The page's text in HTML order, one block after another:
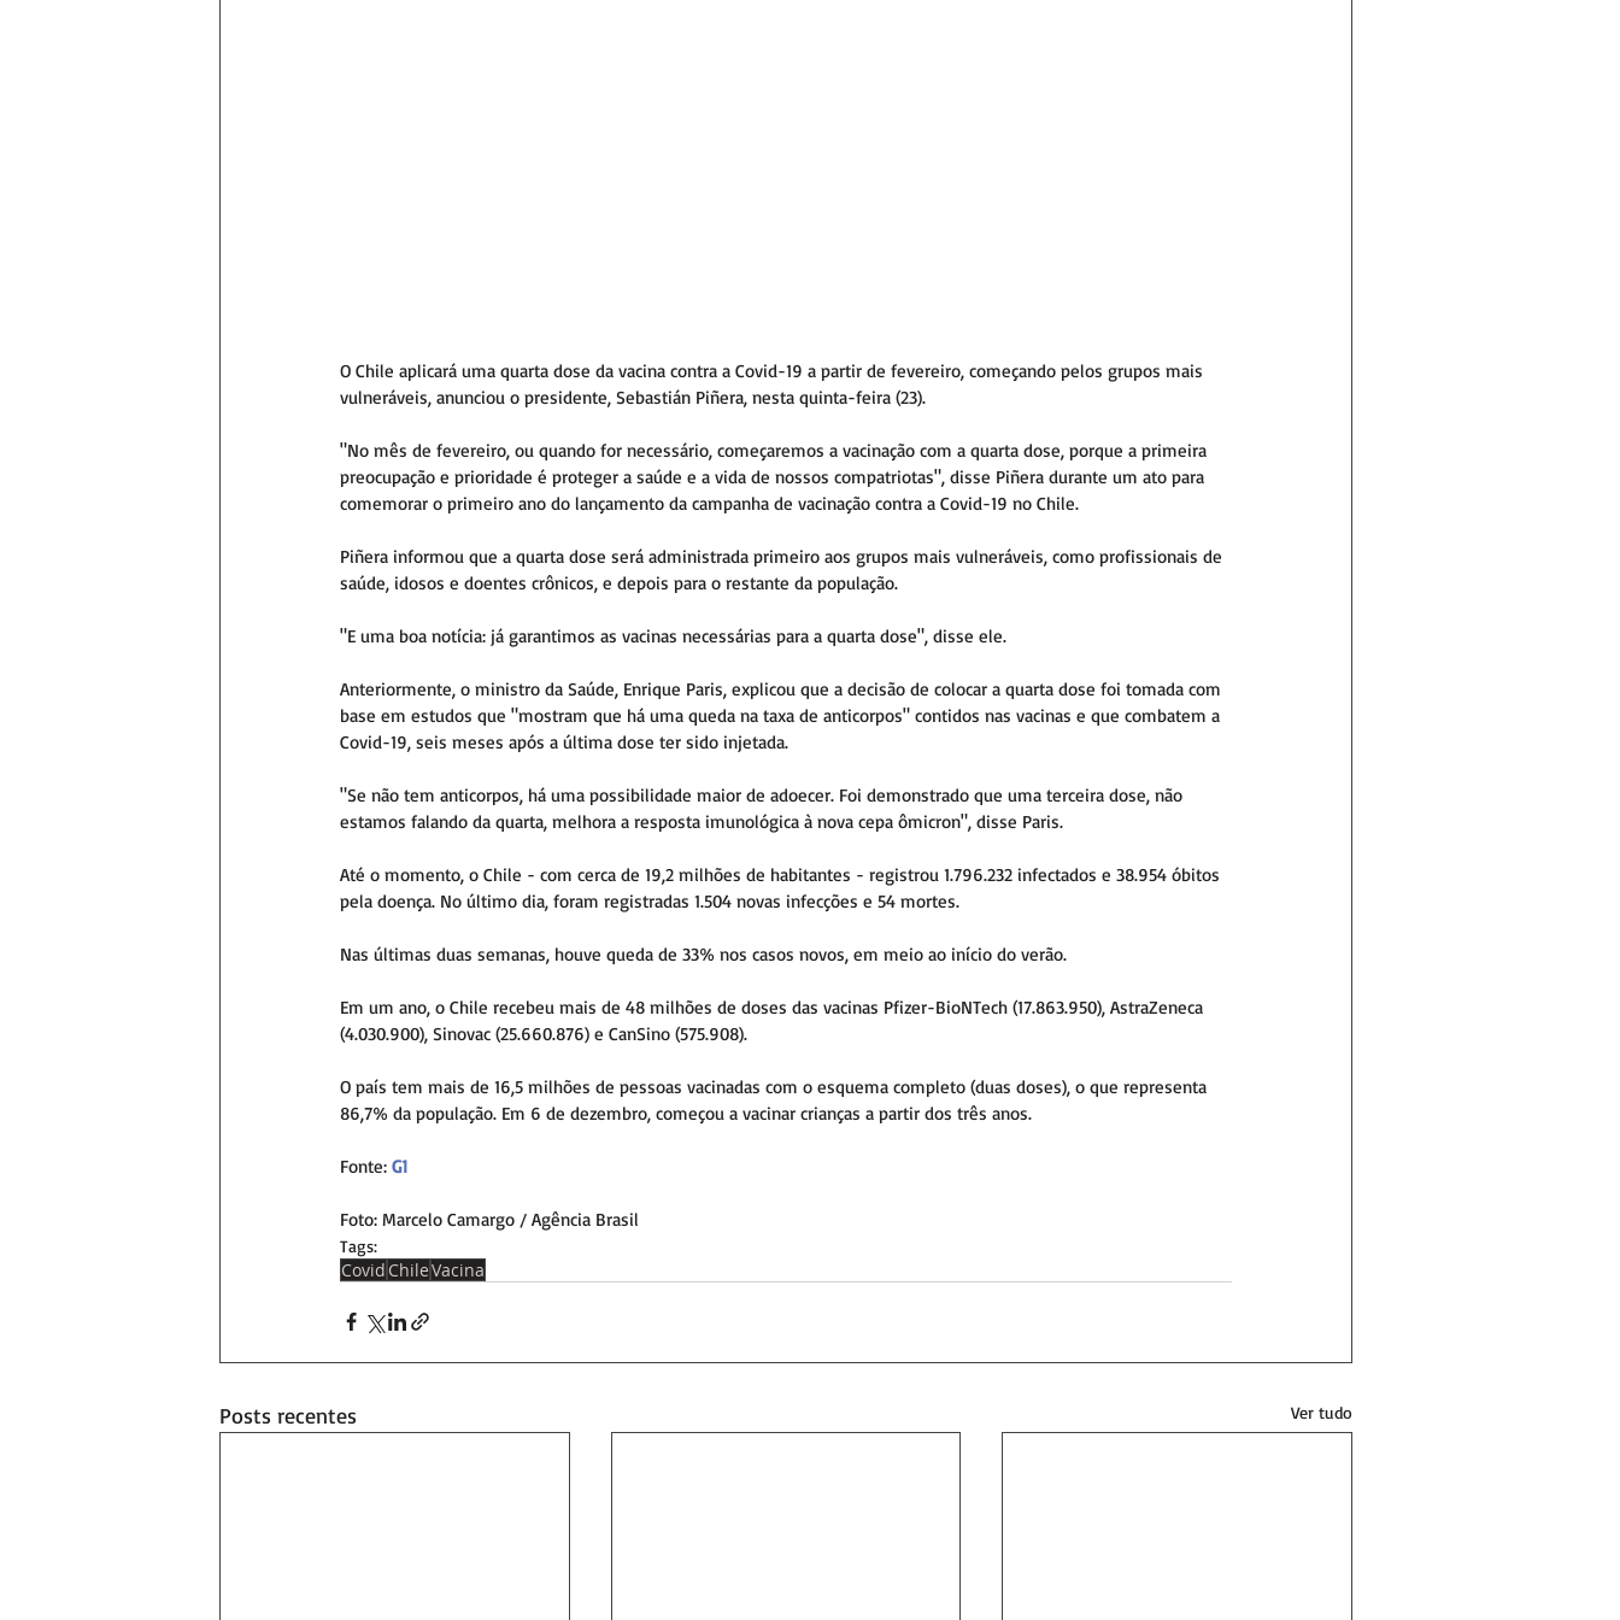
O Chile aplicará uma quarta dose da vacina contra a Covid-19 a partir de fevereiro, começando pelos grupos mais
vulneráveis, anunciou o presidente, Sebastián Piñera, nesta quinta-feira (23).
"No mês de fevereiro, ou quando for necessário, começaremos a vacinação com a quarta dose, porque a primeira
preocupação e prioridade é proteger a saúde e a vida de nossos compatriotas", disse Piñera durante um ato para
comemorar o primeiro ano do lançamento da campanha de vacinação contra a Covid-19 no Chile.
Piñera informou que a quarta dose será administrada primeiro aos grupos mais vulneráveis, como profissionais de
saúde, idosos e doentes crônicos, e depois para o restante da população.
"E uma boa notícia: já garantimos as vacinas necessárias para a quarta dose", disse ele.
Anteriormente, o ministro da Saúde, Enrique Paris, explicou que a decisão de colocar a quarta dose foi tomada com
base em estudos que "mostram que há uma queda na taxa de anticorpos" contidos nas vacinas e que combatem a
Covid-19, seis meses após a última dose ter sido injetada.
"Se não tem anticorpos, há uma possibilidade maior de adoecer. Foi demonstrado que uma terceira dose, não
estamos falando da quarta, melhora a resposta imunológica à nova cepa ômicron", disse Paris.
Até o momento, o Chile - com cerca de 19,2 milhões de habitantes - registrou 1.796.232 infectados e 38.954 óbitos
pela doença. No último dia, foram registradas 1.504 novas infecções e 54 mortes.
Nas últimas duas semanas, houve queda de 33% nos casos novos, em meio ao início do verão.
Em um ano, o Chile recebeu mais de 48 milhões de doses das vacinas Pfizer-BioNTech (17.863.950), AstraZeneca
(4.030.900), Sinovac (25.660.876) e CanSino (575.908).
O país tem mais de 16,5 milhões de pessoas vacinadas com o esquema completo (duas doses), o que representa
86,7% da população. Em 6 de dezembro, começou a vacinar crianças a partir dos três anos.
Fonte: G1
Foto: Marcelo Camargo / Agência Brasil
Tags:
Covid ChileVacina
Posts recentes Ver tudo